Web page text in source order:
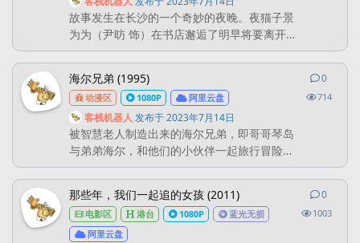
故事发生在长沙的一个奇妙的夜晚。夜猫子景
为为（尹昉 饰）在书店邂逅了明早将要离开故
乡的何西西（张婧仪 饰），俩人相约搭伙夜
游。何西西聊起同父异母的哥哥，脱口秀演员
何岸（张艺兴 饰），就在今晚的演出上，何岸
的父亲（罗钢 饰）出现在观众席中，俩人不欢
而散。另一边，陈清智（白宇帆 饰）、梁宝琦
（周思羽 饰）、老谢（吴军 饰）守护着摩天
轮，他们边欣赏夜景，...
海尔兄弟 (1995)
动漫区 1080P 阿里云盘
客栈机器人 发布于2023年7月14日
714
被智慧老人制造出来的海尔兄弟，即哥哥琴岛
与弟弟海尔，和他们的小伙伴一起旅行冒险。
从太平洋跨越到美洲、南极，又从澳洲来到非
洲、欧洲，亚洲，最后回到起点。一路上饱览
风景名胜的同时，也遇到各种各样的危险，身
处不同的险境，在这当中亲身体验自然的神秘
与美丽，了解它们背后的故事。可谓融地理、
0
那些年，我们一起追的女孩 (2011)
电影区 港台 1080P
蓝光无损
阿里云盘
1003
0